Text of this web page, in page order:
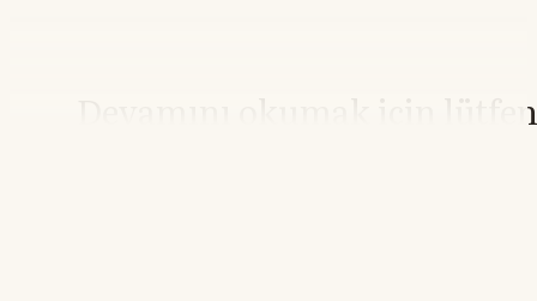
Devamını okumak için lütfen